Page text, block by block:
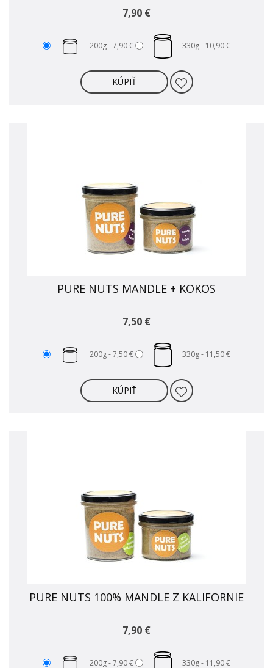
7,90 €
200g -7,90 € 330g - 10,90 €
KÚPIŤ
PURE NUTS MANDLE + KOKOS
7,50 €
200g -7,50 € 330g - 11,50 €
KÚPIŤ
PURE NUTS 100% MANDLE Z KALIFORNIE
7,90 €
200g -7,90 € 330g - 11,90 €